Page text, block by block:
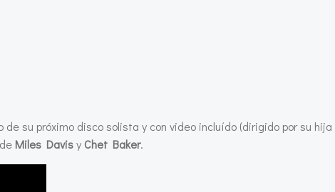
su próximo disco solista y con video incluído (dirigido por su hija
Miles Davisy Chet Baker.